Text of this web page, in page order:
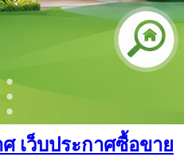
เว็บประกาศซื้อขาย